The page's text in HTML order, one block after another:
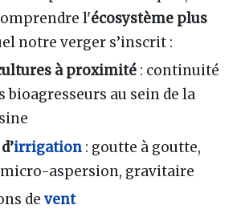
l'écosystème plus
notre verger s’inscrit :
à proximité : continuité
bioagresseurs au sein de la
irrigation : goutte à goutte,
aspersion, gravitaire
devent